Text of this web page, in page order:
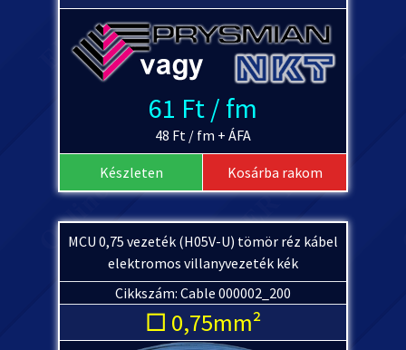
61 Ft / fm
48 Ft / fm + ÁFA
Készleten Kosárba rakom
MCU 0,75 vezeték (H05V-U) tömör réz kábel
elektromos villanyvezeték kék
Cikkszám: Cable 000002_200
□ 0,75mm²